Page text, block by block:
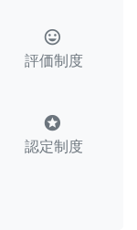
tag_faces
評価制度
stars
認定制度